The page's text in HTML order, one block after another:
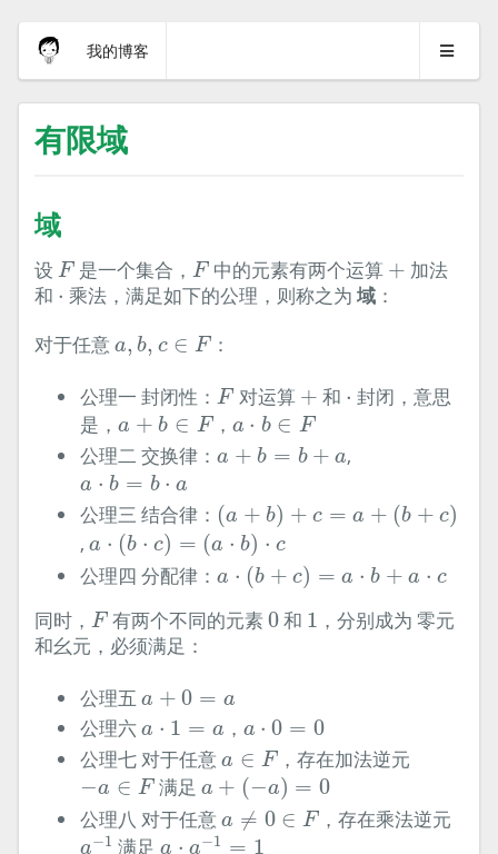
我的博客
有限域
域
设 F
F 是一个集合，F
F 中的元素有两个运算 +
+ 加法
和 ⋅⋅ 乘法，满足如下的公理，则称之为 域 ：
对于任意 a, b, c ∈ F
a b, c∈F ：
公理一 封闭性：F
F 对运算 +
+ 和 ⋅⋅ 封闭，意思
是，a + b ∈ F
a +b∈F ， a ⋅ b ∈ F
a ⋅b∈F
公理二 交换律：a + b = b + a
a b = b+ a ,
a ⋅ b = b ⋅ a
a⋅b= b⋅a
公理三 结合律： (a + b) + c = a + (b + c)
(a b )+c = a+ +c )
,a ⋅ (b ⋅ c) = (a ⋅ b) ⋅ c
a⋅(b⋅c )=(a ⋅b )⋅c
公理四 分配律：a ⋅ (b + c) = a ⋅ b + a ⋅ c
a b+ c) =a a c
同时， F
F 有两个不同的元素0
0和 1
1 ，分别成为 零元
和幺元，必须满足：
公理五a + 0 = a
a 0 =a
公理六a ⋅ 1 = a
a 1= a ， a ⋅ 0 = 0
a 0= 0
公理七 对于任意a ∈ F
a ∈F
，存在加法逆元
−a ∈ F
−a∈F 满足 a + (−a) = 0
a+ ( −a =0
公理八 对于任意a ≠ 0 ∈ F
a 0 ∈F ，存在乘法逆元
a−1
a−1满足a ⋅ a−1 = 1
a a−1=1